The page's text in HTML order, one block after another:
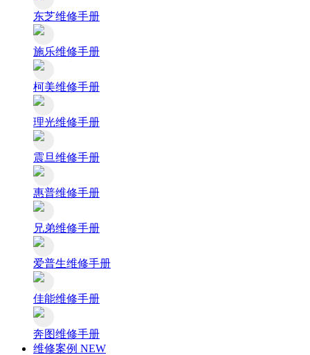
东芝维修手册
施乐维修手册
柯美维修手册
理光维修手册
震旦维修手册
惠普维修手册
兄弟维修手册
爱普生维修手册
佳能维修手册
奔图维修手册
维修案例 NEW